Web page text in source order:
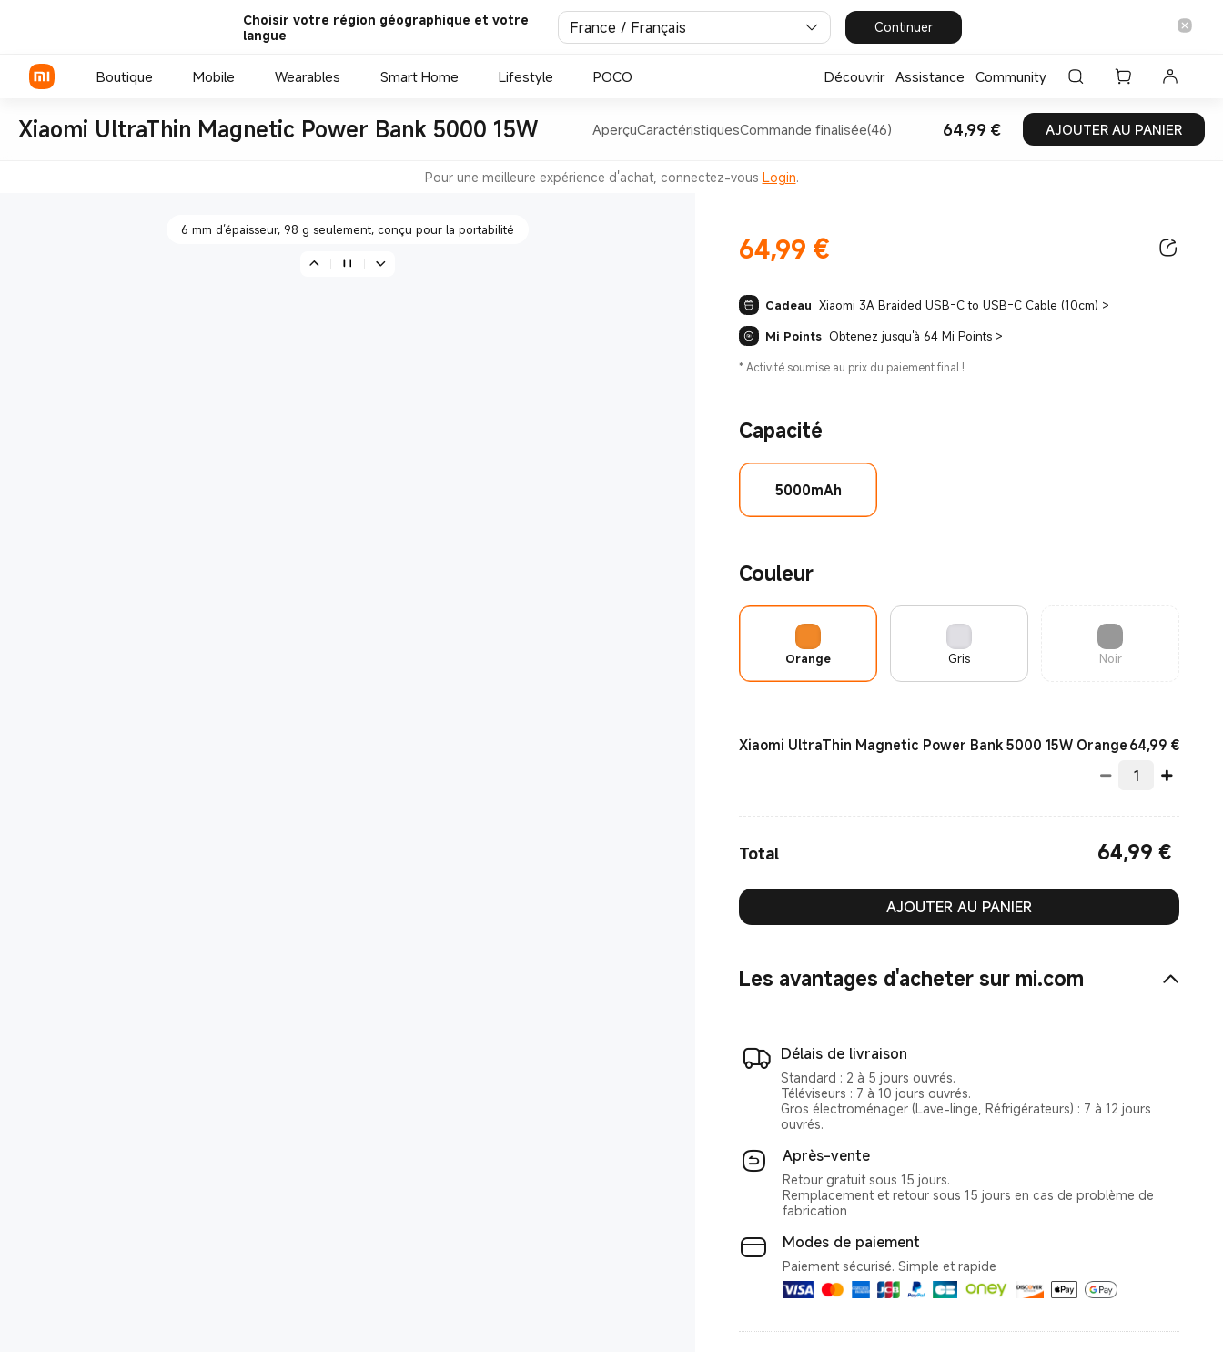
Choisir votre région géographique et votre
langue
France / Français Continuer
Boutique Mobile Wearables Smart Home Lifestyle POCO Découvrir Assistance Community
Xiaomi UltraThin Magnetic Power Bank 5000 15W AperçuCaractéristiquesCommande finalisée(46) 64,99 € Current Price €64.99
AJOUTER AU PANIER
Pour une meilleure expérience d'achat, connectez-vous Login.
Batterie de qualité smartphone pour une fiabilité durable
6 mm d’épaisseur, 98 g seulement, conçu pour la portabilité
Jusqu’à 15 W de charge rapide sans fil
64,99 €
Current Price €64.99
Cadeau Xiaomi 3A Braided USB-C to USB-C Cable (10cm) >
Mi Points Obtenez jusqu'à 64 Mi Points >
* Activité soumise au prix du paiement final !
Capacité
5000mAh
Couleur
Orange Gris Noir
Xiaomi UltraThin Magnetic Power Bank 5000 15W Orange 64,99 €
Total 64,99 €
AJOUTER AU PANIER
Les avantages d'acheter sur mi.com
Délais de livraison
Standard : 2 à 5 jours ouvrés.
Téléviseurs : 7 à 10 jours ouvrés.
Gros électroménager (Lave-linge, Réfrigérateurs) : 7 à 12 jours
ouvrés.
Après-vente
Retour gratuit sous 15 jours.
Remplacement et retour sous 15 jours en cas de problème de
fabrication
Modes de paiement
Paiement sécurisé. Simple et rapide